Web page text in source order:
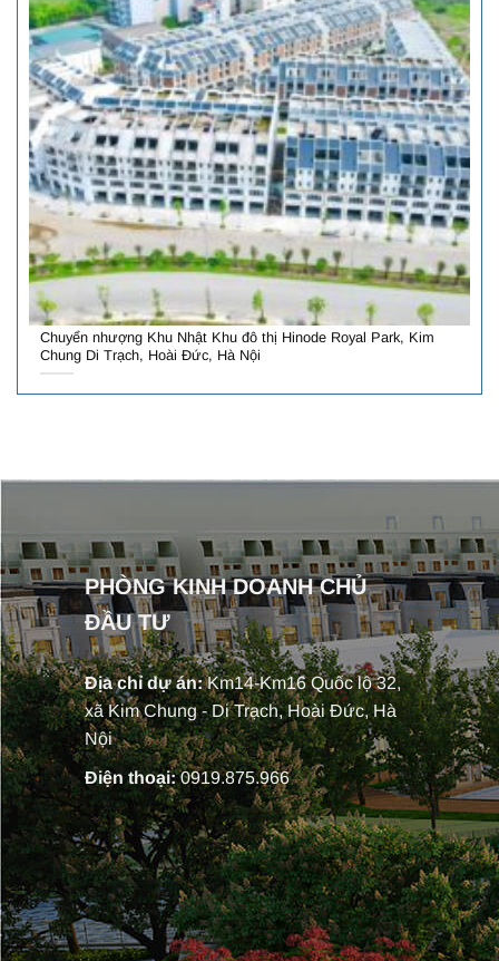
Chuyển nhượng Khu Nhật Khu đô thị Hinode Royal Park, Kim
Chung Di Trạch, Hoài Đức, Hà Nội
PHÒNG KINH DOANH CHỦ
ĐẦU TƯ
Địa chỉ dự án:Km14-Km16 Quốc lộ 32,
xã Kim Chung - Di Trạch, Hoài Đức, Hà
Nội
Điện thoại:0919.875.966